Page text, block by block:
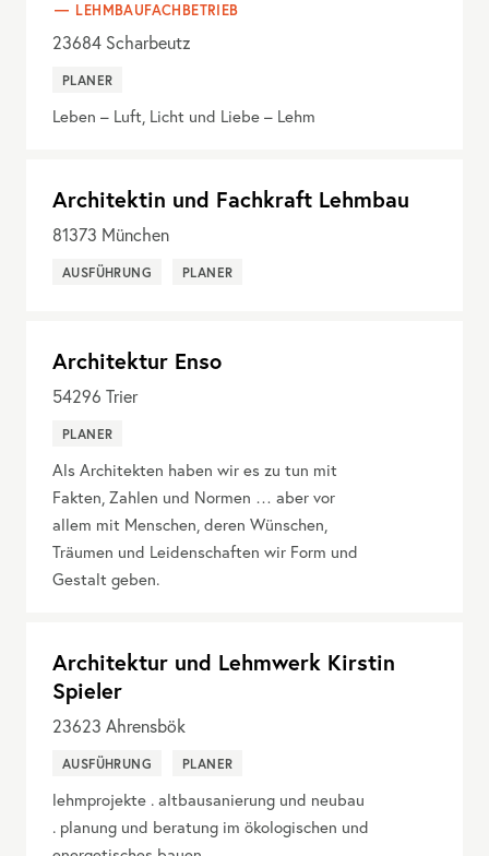
LEHMBAUFACHBETRIEB
23684 Scharbeutz
PLANER
Leben – Luft, Licht und Liebe – Lehm
Architektin und Fachkraft Lehmbau
81373 München
AUSFÜHRUNG PLANER
Architektur Enso
54296 Trier
PLANER
Als Architekten haben wir es zu tun mit
Fakten, Zahlen und Normen … aber vor
allem mit Menschen, deren Wünschen,
Träumen und Leidenschaften wir Form und
Gestalt geben.
Architektur und Lehmwerk Kirstin
Spieler
23623 Ahrensbök
AUSFÜHRUNG PLANER
lehmprojekte . altbausanierung und neubau
. planung und beratung im ökologischen und